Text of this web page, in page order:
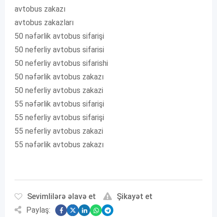
avtobus zakazı
avtobus zakazları
50 nəfərlik avtobus sifarişi
50 neferliy avtobus sifarisi
50 neferliy avtobus sifarishi
50 nəfərlik avtobus zakazı
50 neferliy avtobus zakazi
55 nəfərlik avtobus sifarişi
55 neferliy avtobus sifarişi
55 neferliy avtobus zakazi
55 nəfərlik avtobus zakazı
Sevimlilərə əlavə et
Şikayət et
Paylaş: